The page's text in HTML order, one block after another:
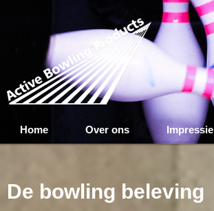
Home Over ons Impressie
De bowling beleving